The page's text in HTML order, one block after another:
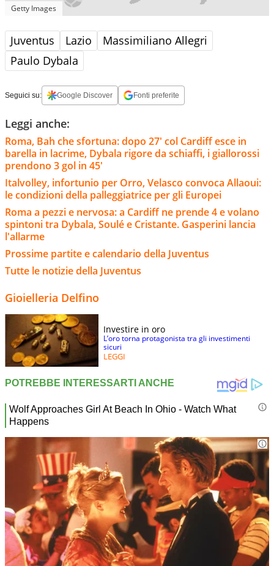
Getty Images
Juventus Lazio
Massimiliano Allegri
Paulo Dybala
Seguici su: Google Discover Fonti preferite
Leggi anche:
Roma, Bah che sfortuna: dopo 27' col Cardiff esce in
barella in lacrime, Dybala rigore da schiaffi, i giallorossi
prendono 3 gol in 45'
Italvolley, infortunio per Orro, Velasco convoca Allaoui:
le condizioni della palleggiatrice per gli Europei
Roma a pezzi e nervosa: a Cardiff ne prende 4 e volano
spintoni tra Dybala, Soulé e Cristante. Gasperini lancia
l'allarme
Prossime partite e calendario della Juventus
Tutte le notizie della Juventus
Gioielleria Delfino
Investire in oro
L’oro torna protagonista tra gli investimenti
sicuri
LEGGI